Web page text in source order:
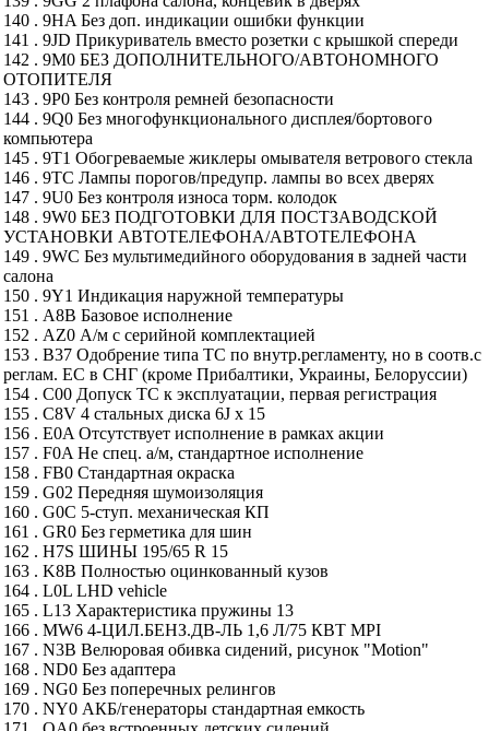
140 . 9HA Без доп. индикации ошибки функции
141 . 9JD Прикуриватель вместо розетки с крышкой спереди
142 . 9M0 БЕЗ ДОПОЛНИТЕЛЬНОГО/АВТОНОМНОГО
ОТОПИТЕЛЯ
143 . 9P0 Без контроля ремней безопасности
144 . 9Q0 Без многофункционального дисплея/бортового
компьютера
145 . 9T1 Обогреваемые жиклеры омывателя ветрового стекла
146 . 9TC Лампы порогов/предупр. лампы во всех дверях
147 . 9U0 Без контроля износа торм. колодок
148 . 9W0 БЕЗ ПОДГОТОВКИ ДЛЯ ПОСТЗАВОДСКОЙ
УСТАНОВКИ АВТОТЕЛЕФОНА/АВТОТЕЛЕФОНА
149 . 9WC Без мультимедийного оборудования в задней части
салона
150 . 9Y1 Индикация наружной температуры
151 . A8B Базовое исполнение
152 . AZ0 А/м с серийной комплектацией
153 . B37 Одобрение типа ТС по внутр.регламенту, но в соотв.с
реглам. ЕС в СНГ (кроме Прибалтики, Украины, Белоруссии)
154 . C00 Допуск ТС к эксплуатации, первая регистрация
155 . C8V 4 стальных диска 6J x 15
156 . E0A Отсутствует исполнение в рамках акции
157 . F0A Не спец. а/м, стандартное исполнение
158 . FB0 Стандартная окраска
159 . G02 Передняя шумоизоляция
160 . G0C 5-ступ. механическая КП
161 . GR0 Без герметика для шин
162 . H7S ШИНЫ 195/65 R 15
163 . K8B Полностью оцинкованный кузов
164 . L0L LHD vehicle
165 . L13 Характеристика пружины 13
166 . MW6 4-ЦИЛ.БЕНЗ.ДВ-ЛЬ 1,6 Л/75 КВТ MPI
167 . N3B Велюровая обивка сидений, рисунок "Motion"
168 . ND0 Без адаптера
169 . NG0 Без поперечных релингов
170 . NY0 АКБ/генераторы стандартная емкость